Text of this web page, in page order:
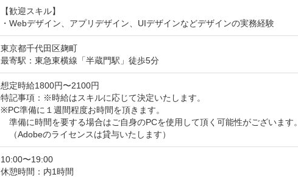
【歓迎スキル】
・Webデザイン、アプリデザイン、UIデザインなどデザインの実務経験
東京都千代田区麹町
最寄駅：東急東横線「半蔵門駅」徒歩5分
想定時給1800円〜2100円
特記事項：※時給はスキルに応じて決定いたします。
※PC準備に１週間程度お時間を頂きます。
準備に時間を要する場合はご自身のPCを使用して頂く可能性がございます。
（Adobeのライセンスは貸与いたします）
10:00〜19:00
休憩時間：内1時間